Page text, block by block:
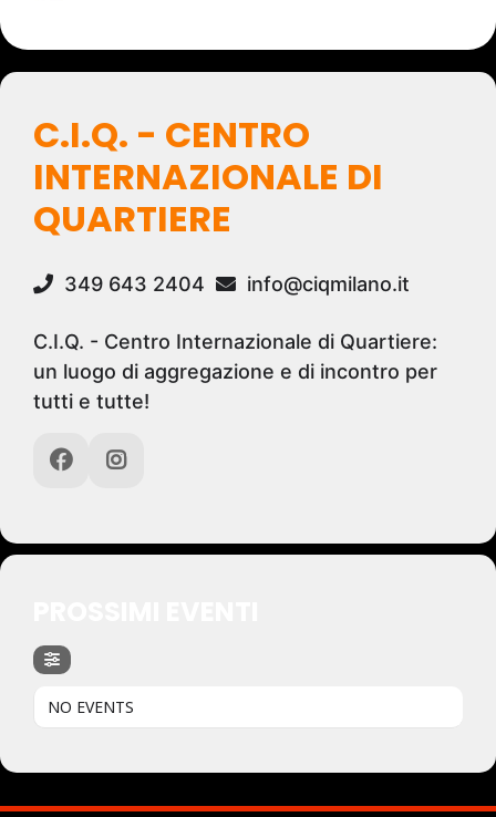
C.I.Q. - CENTRO
INTERNAZIONALE DI
QUARTIERE
349 643 2404 info@ciqmilano.it
C.I.Q. - Centro Internazionale di Quartiere:
un luogo di aggregazione e di incontro per
tutti e tutte!
NO EVENTS